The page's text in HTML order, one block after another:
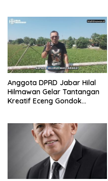
Anggota DPRD Jabar Hilal
Hilmawan Gelar Tantangan
Kreatif Eceng Gondok